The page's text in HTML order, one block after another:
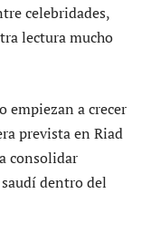
celebridades,
lectura mucho
empiezan a crecer
prevista en Riad
consolidar
dentro del